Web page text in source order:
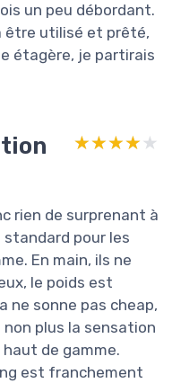
un peu débordant.
être utilisé et prêté,
étagère, je partirais
★★★★★
★★★★★
rien de surprenant à
standard pour les
En main, ils ne
le poids est
ne sonne pas cheap,
non plus la sensation
de gamme.
est franchement